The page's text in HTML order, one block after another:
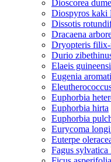
Dioscorea
Diospyros kaki
Dissotis
Dracaena
Dryopteris filix-
Durio
Elaeis
Eugenia
Euphorbia
Euphorbia hirta
Euphorbia
Eurycoma
Euterpe
Fagus